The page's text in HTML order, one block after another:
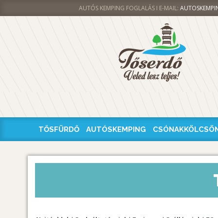
AUTÓS KEMPING FOGLALÁS I E-MAIL:
TŐSFÜRDŐ AUTÓSKEMPING